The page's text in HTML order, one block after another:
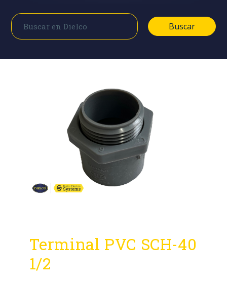
Buscar
Buscar
Terminal PVC SCH-40
1/2